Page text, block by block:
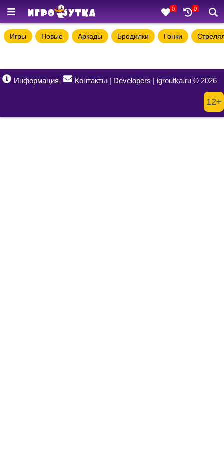
0 0
Игры Новые Аркады Бродилки Гонки
Информация Контакты | Developers | igroutka.ru © 2026
12+